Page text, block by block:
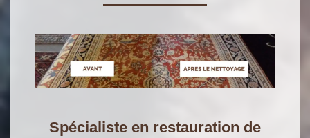
Spécialiste en restauration de